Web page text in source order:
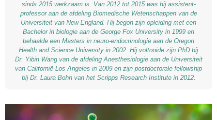
sinds 2015 werkzaam is. Van 2012 tot 2015 was hij assistent-
professor aan de afdeling Biomedische Wetenschappen van de
Universiteit van New England. Hij begon zijn opleiding met een
Bachelor in biologie aan de George Fox University in 1999 en
behaalde een Masters in neuro-endocrinologie aan de Oregon
Health and Science University in 2002. Hij voltooide zijn PhD bij
Dr. Yibin Wang van de afdeling Anesthesiologie aan de Universiteit
van Californië-Los Angeles in 2009 en zijn postdoctorale fellowship
bij Dr. Laura Bohn van het Scripps Research Institute in 2012.